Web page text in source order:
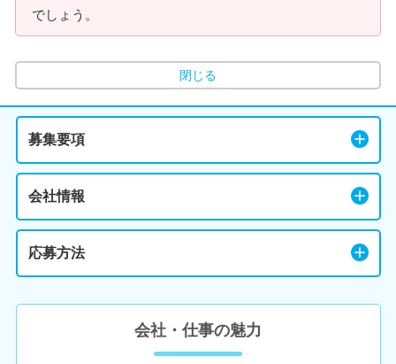
でしょう。
閉じる
募集要項
会社情報
応募方法
会社・仕事の魅力